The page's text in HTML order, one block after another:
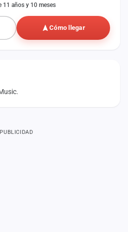
11 años y 10 meses
Cómo llegar
PUBLICIDAD